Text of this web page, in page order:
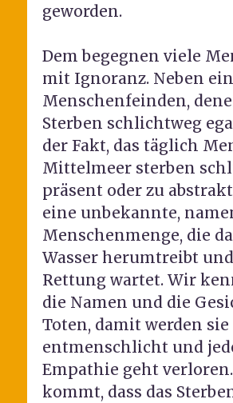
geworden.
Dem begegnen viele
mit Ignoranz. Neben
Menschenfeinden,
Sterben schlichtweg
der Fakt, das täglich
Mittelmeer sterben
präsent oder zu
eine unbekannte,
Menschenmenge, die
Wasser herumtreibt
Rettung wartet. Wir
die Namen und die
Toten, damit werden sie
entmenschlicht und
Empathie geht
kommt, dass das